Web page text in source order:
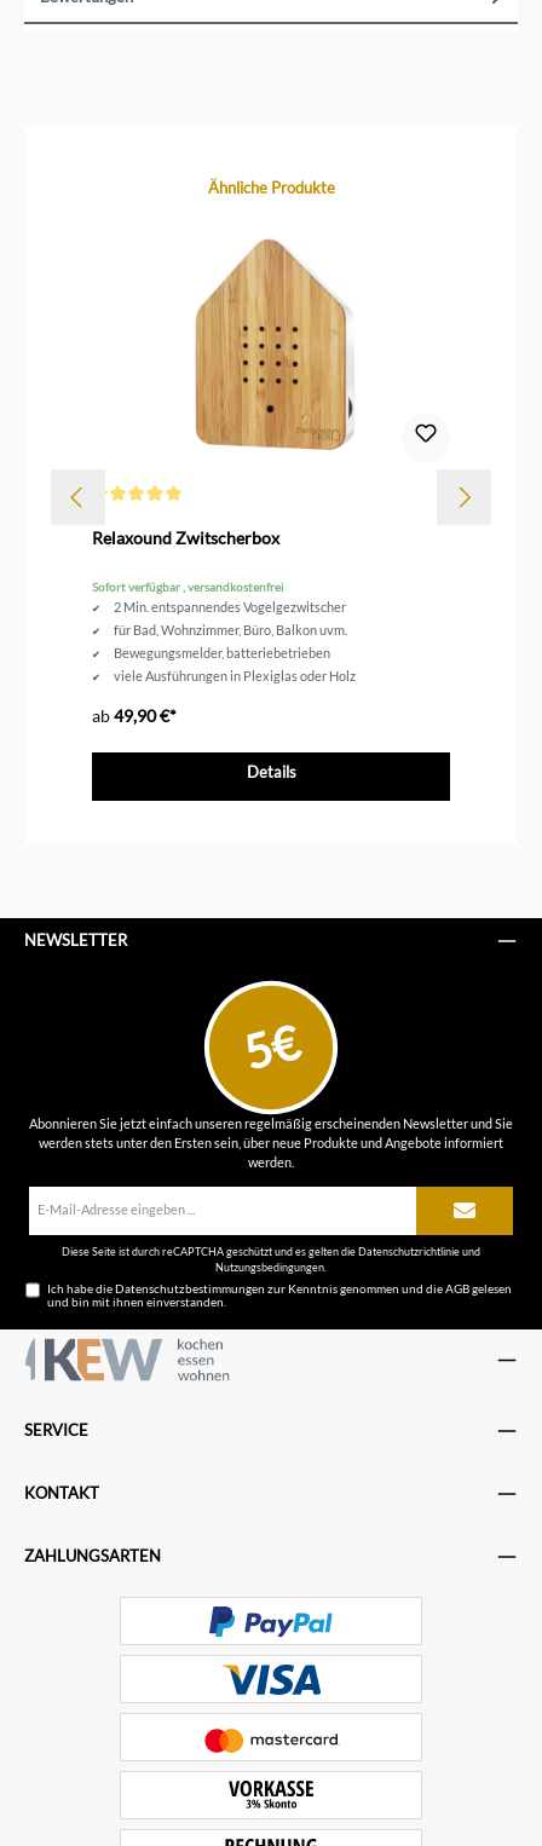
Produktgalerie überspringenÄhnliche Produkte
Relaxound Zwitscherbox
Sofort verfügbar , versandkostenfrei
2 Min. entspannendes Vogelgezwitscher
für Bad, Wohnzimmer, Büro, Balkon uvm.
Bewegungsmelder, batteriebetrieben
viele Ausführungen in Plexiglas oder Holz
ab49,90 €*
Details
NEWSLETTER
5€
Abonnieren Sie jetzt einfach unseren regelmäßig erscheinenden Newsletter und Sie
werden stets unter den Ersten sein, über neue Produkte und Angebote informiert
werden.
Diese Seite ist durch reCAPTCHA geschützt und es gelten dieDatenschutzrichtlinieund
Nutzungsbedingungen
Ich habe dieDatenschutzbestimmungen zur Kenntnis genommen und dieAGBgelesen
und bin mit ihnen einverstanden.
SERVICE
KONTAKT
ZAHLUNGSARTEN